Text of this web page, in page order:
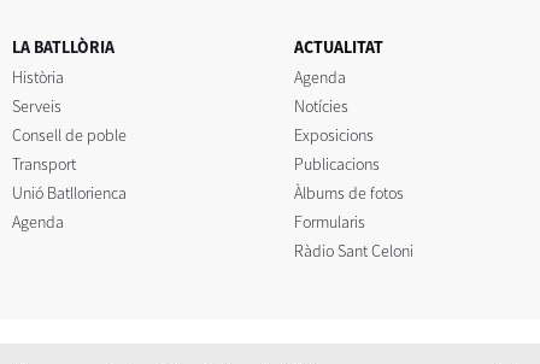
LA BATLLÒRIA
Història
Serveis
Consell de poble
Transport
Unió Batllorienca
Agenda
ACTUALITAT
Agenda
Notícies
Exposicions
Publicacions
Àlbums de fotos
Formularis
Ràdio Sant Celoni